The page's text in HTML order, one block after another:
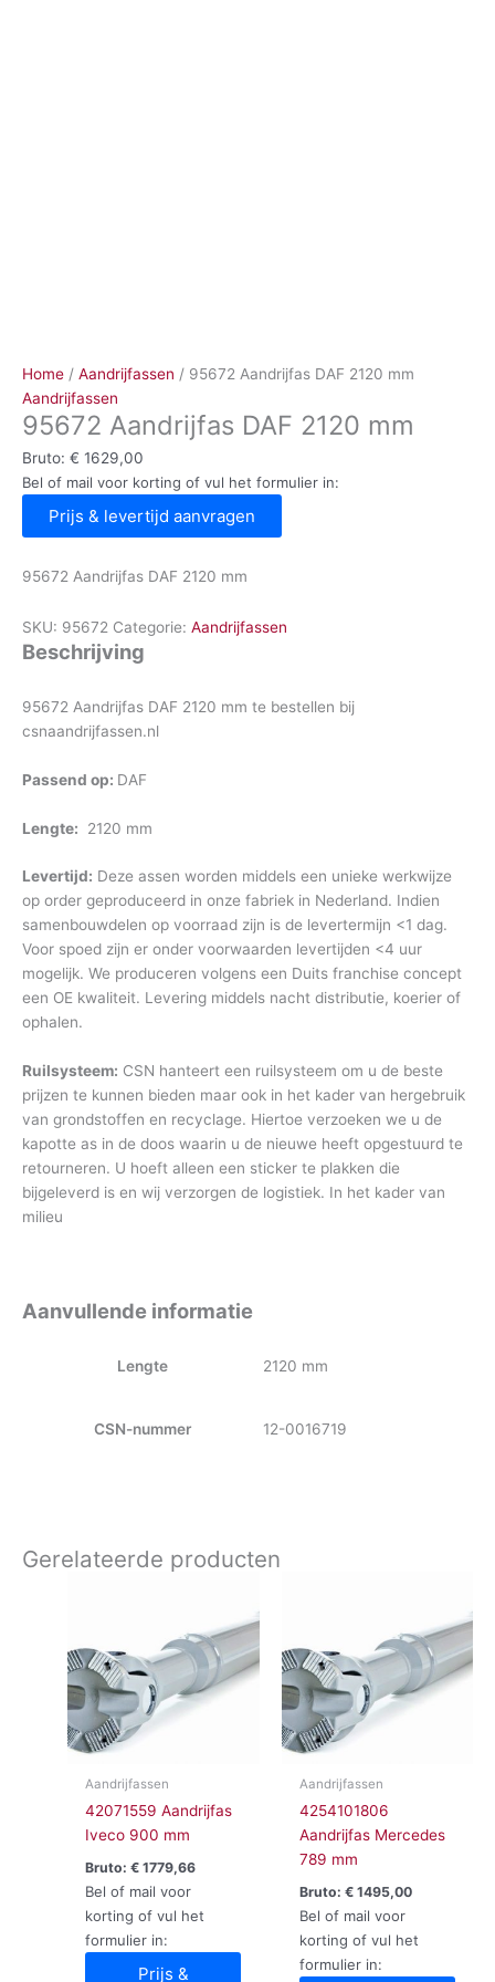
Home / Aandrijfassen / 95672 Aandrijfas DAF 2120 mm
Aandrijfassen
95672 Aandrijfas DAF 2120 mm
Bruto: € 1629,00
Bel of mail voor korting of vul het formulier in:
Prijs & levertijd aanvragen
95672 Aandrijfas DAF 2120 mm
SKU: 95672 Categorie: Aandrijfassen
Beschrijving
95672 Aandrijfas DAF 2120 mm te bestellen bij
csnaandrijfassen.nl
Passend op: DAF
Lengte: 2120 mm
Levertijd: Deze assen worden middels een unieke werkwijze
op order geproduceerd in onze fabriek in Nederland. Indien
samenbouwdelen op voorraad zijn is de levertermijn <1 dag.
Voor spoed zijn er onder voorwaarden levertijden <4 uur
mogelijk. We produceren volgens een Duits franchise concept
een OE kwaliteit. Levering middels nacht distributie, koerier of
ophalen.
Ruilsysteem: CSN hanteert een ruilsysteem om u de beste
prijzen te kunnen bieden maar ook in het kader van hergebruik
van grondstoffen en recyclage. Hiertoe verzoeken we u de
kapotte as in de doos waarin u de nieuwe heeft opgestuurd te
retourneren. U hoeft alleen een sticker te plakken die
bijgeleverd is en wij verzorgen de logistiek. In het kader van
milieu
Aanvullende informatie
Lengte 2120 mm
CSN-nummer 12-0016719
Gerelateerde producten
Aandrijfassen
42071559 Aandrijfas
Iveco 900 mm
Bruto:€ 1779,66
Bel of mail voor
korting of vul het
formulier in:
Prijs &
Aandrijfassen
4254101806
Aandrijfas Mercedes
789 mm
Bruto: €1495,00
Bel of mail voor
korting of vul het
formulier in: